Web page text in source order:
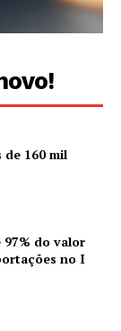
de 160 mil
do valor
no I